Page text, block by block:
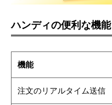
ハンディの便利な機能
機能
注文のリアルタイム送信